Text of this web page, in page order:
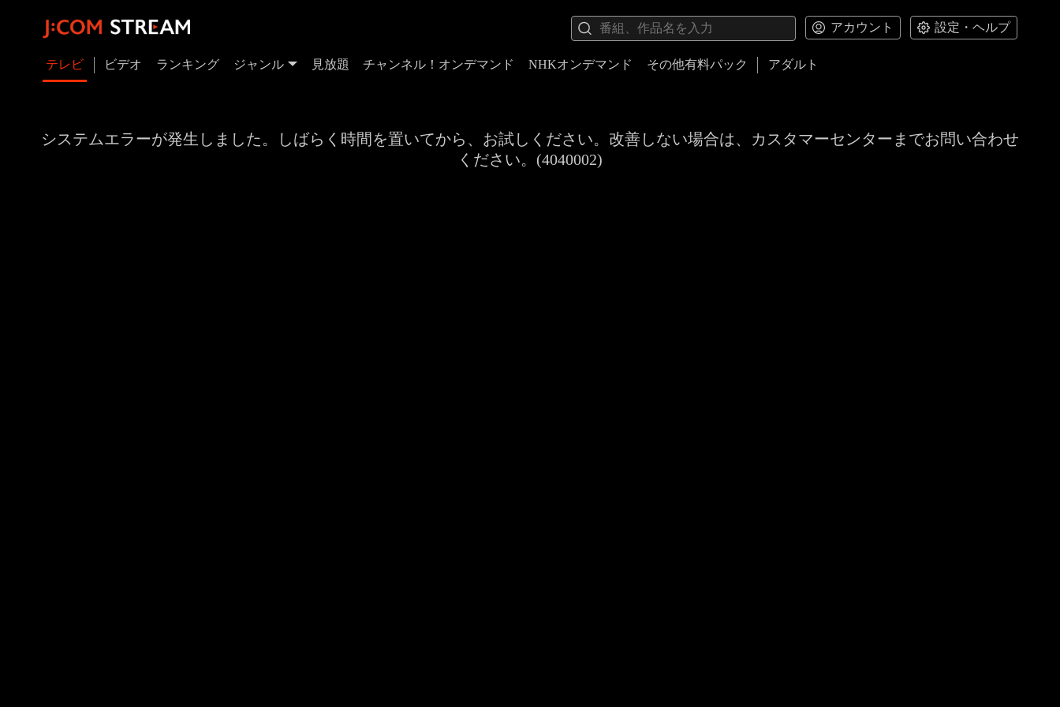
アカウント 設定・ヘルプ
テレビ ビデオ ランキング ジャンル 見放題 チャンネル！オンデマンド NHKオンデマンド その他有料パック アダルト
システムエラーが発生しました。しばらく時間を置いてから、お試しください。改善しない場合は、カスタマーセンターまでお問い合わせ
ください。(4040002)